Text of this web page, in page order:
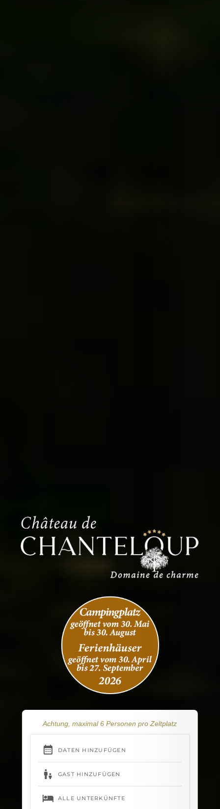
Achtung, maximal 6 Personen pro Zeltplatz